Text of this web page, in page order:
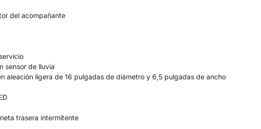
del acompañante
sensor de lluvia
aleación ligera de 16 pulgadas de diámetro y 6,5 pulgadas de ancho
trasera intermitente